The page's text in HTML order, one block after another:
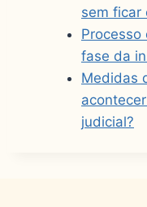
sem ficar
Processo
fase da
Medidas
judicial?